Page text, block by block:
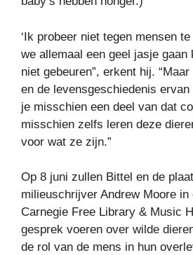
‘Ik probeer niet tegen mensen
we allemaal een geel jasje gaan
niet gebeuren”, erkent hij.
en de levensgeschiedenis
je misschien een deel van dat
misschien zelfs leren deze
voor wat ze zijn.”
Op 8 juni zullen Bittel en de
milieuschrijver Andrew Moore in
Carnegie Free Library & Music
gesprek voeren over wilde
de rol van de mens in hun